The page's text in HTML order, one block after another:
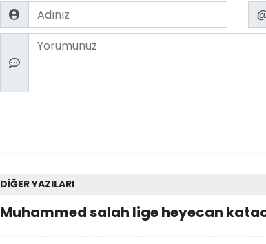
Name Email
Comment
DİĞER YAZILARI
Muhammed salah lige heyecan